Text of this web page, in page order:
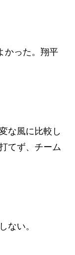
かった。翔平
な風に比較し
てず、チーム
ない。